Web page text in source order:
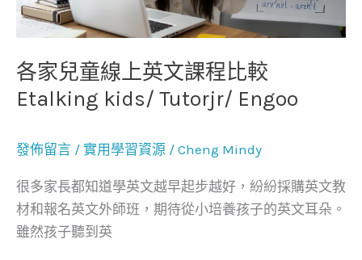
境！
各家兒童線上英文課程比較
Etalking kids/ Tutorjr/ Engoo
發佈留言 / 實用學習資源 / Cheng Mindy
很多家長都知道學英文越早起步越好，紛紛採購英文教
材和報名英文外師班，期待從小培養孩子的英文耳朵。
雖然孩子聽到英
英
文
課
程
比
Etalking
Tutorjr/
Engoo